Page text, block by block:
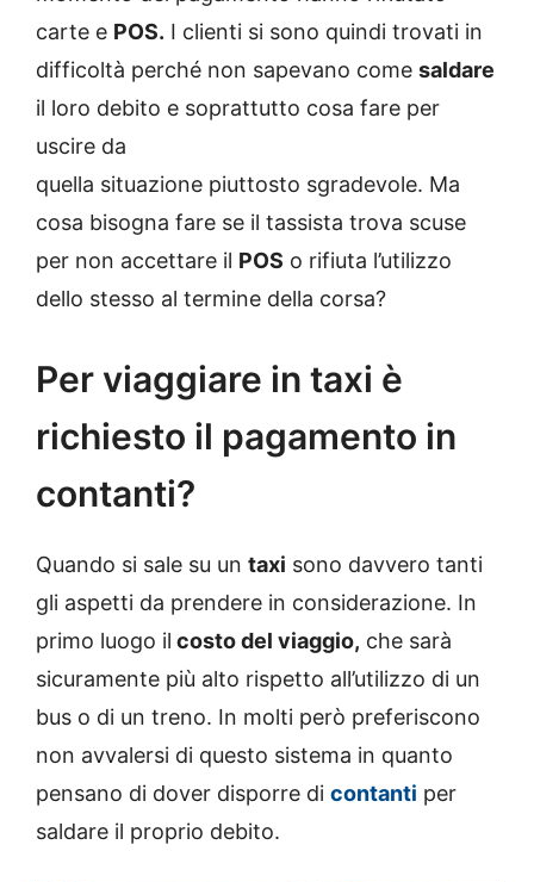
carte e POS. I clienti si sono quindi trovati in
difficoltà perché non sapevano come saldare
il loro debito e soprattutto cosa fare per
uscire da
quella situazione piuttosto sgradevole. Ma
cosa bisogna fare se il tassista trova scuse
per non accettare il POS o rifiuta l’utilizzo
dello stesso al termine della corsa?
Per viaggiare in taxi è
richiesto il pagamento in
contanti?
Quando si sale su un taxi sono davvero tanti
gli aspetti da prendere in considerazione. In
primo luogo il costo del viaggio, che sarà
sicuramente più alto rispetto all’utilizzo di un
bus o di un treno. In molti però preferiscono
non avvalersi di questo sistema in quanto
pensano di dover disporre di contanti per
saldare il proprio debito.